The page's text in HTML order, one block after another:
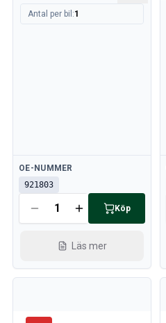
Antal per bil :1
Tillgänglig
OE-NUMMER
921803
Köp
Läs mer